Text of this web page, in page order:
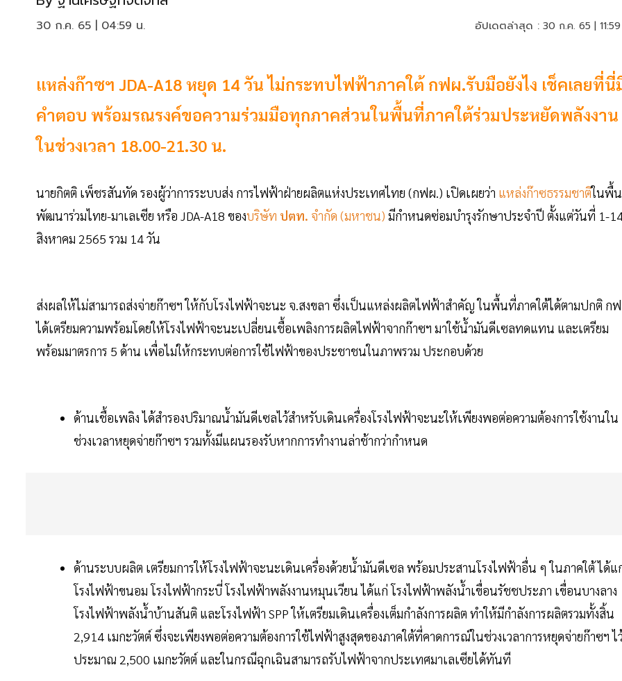
30 ก.ค. 65 | 04:59 น. อัปเดตล่าสุด : 30 ก.ค. 65 |
แหล่งก๊าซฯ JDA-A18 หยุด 14 วัน ไม่กระทบไฟฟ้าภาคใต้ กฟผ.รับมือยังไง เช็คเลยที่นี่
คำตอบ พร้อมรณรงค์ขอความร่วมมือทุกภาคส่วนในพื้นที่ภาคใต้ร่วมประหยัดพลังงาน
ในช่วงเวลา 18.00-21.30 น.
นายกิตติ เพ็ชรสันทัด รองผู้ว่าการระบบส่ง การไฟฟ้าฝ่ายผลิตแห่งประเทศไทย (กฟผ.) เปิดเผยว่า แหล่งก๊าซธรรมชาติในพื้
พัฒนาร่วมไทย-มาเลเซีย หรือ JDA-A18 ของบริษัท ปตท. จำกัด (มหาชน) มีกำหนดซ่อมบำรุงรักษาประจำปี ตั้งแต่วันที่ 1-
สิงหาคม 2565 รวม 14 วัน
ส่งผลให้ไม่สามารถส่งจ่ายก๊าซฯ ให้กับโรงไฟฟ้าจะนะ จ.สงขลา ซึ่งเป็นแหล่งผลิตไฟฟ้าสำคัญ ในพื้นที่ภาคใต้ได้ตามปกติ ก
ได้เตรียมความพร้อมโดยให้โรงไฟฟ้าจะนะเปลี่ยนเชื้อเพลิงการผลิตไฟฟ้าจากก๊าซฯ มาใช้น้ำมันดีเซลทดแทน และเตรียม
พร้อมมาตรการ 5 ด้าน เพื่อไม่ให้กระทบต่อการใช้ไฟฟ้าของประชาชนในภาพรวม ประกอบด้วย
ด้านเชื้อเพลิง ได้สำรองปริมาณน้ำมันดีเซลไว้สำหรับเดินเครื่องโรงไฟฟ้าจะนะให้เพียงพอต่อความต้องการใช้งานใน
ช่วงเวลาหยุดจ่ายก๊าซฯ รวมทั้งมีแผนรองรับหากการทำงานล่าช้ากว่ากำหนด
ด้านระบบผลิต เตรียมการให้โรงไฟฟ้าจะนะเดินเครื่องด้วยน้ำมันดีเซล พร้อมประสานโรงไฟฟ้าอื่น ๆ ในภาคใต้ ได้แ
โรงไฟฟ้าขนอม โรงไฟฟ้ากระบี่ โรงไฟฟ้าพลังงานหมุนเวียน ได้แก่ โรงไฟฟ้าพลังน้ำเขื่อนรัชชประภา เขื่อนบางลาง
โรงไฟฟ้าพลังน้ำบ้านสันติ และโรงไฟฟ้า SPP ให้เตรียมเดินเครื่องเต็มกำลังการผลิต ทำให้มีกำลังการผลิตรวมทั้งสิ้น
2,914 เมกะวัตต์ ซึ่งจะเพียงพอต่อความต้องการใช้ไฟฟ้าสูงสุดของภาคใต้ที่คาดการณ์ในช่วงเวลาการหยุดจ่ายก๊าซฯ ไ
ประมาณ 2,500 เมกะวัตต์ และในกรณีฉุกเฉินสามารถรับไฟฟ้าจากประเทศมาเลเซียได้ทันที